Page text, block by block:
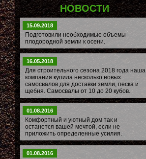
НОВОСТИ
15.09.2018
Подготовили необходимые объемы
плодородной земли к осени.
16.05.2018
Для строительного сезона 2018 года наша
компания купила несколько новых
самосвалов для доставки земли, песка и
щебня. Самосвалы от 10 до 20 кубов.
01.08.2016
Комфортный и уютный дом так и
останется вашей мечтой, если не
приложить определенные усилия.
01.08.2016